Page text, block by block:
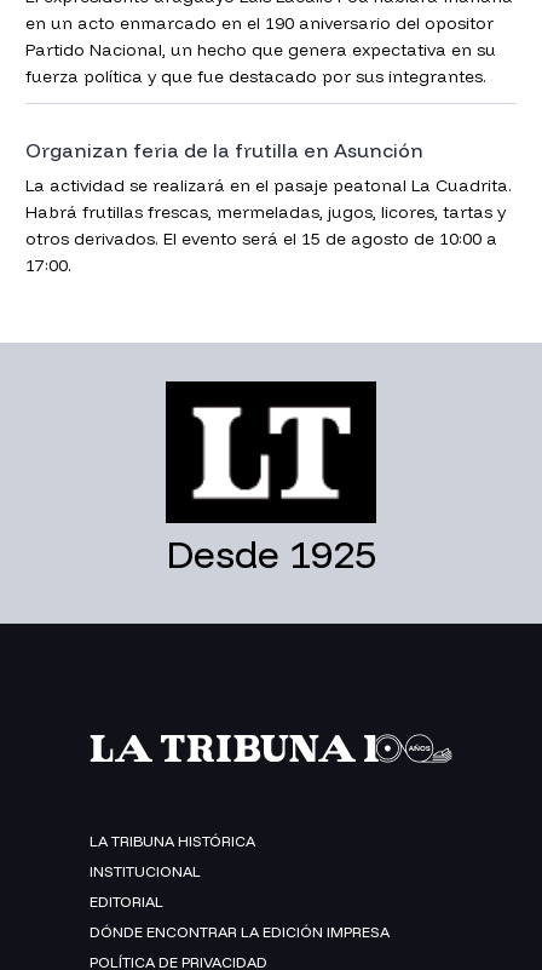
en un acto enmarcado en el 190 aniversario del opositor
Partido Nacional, un hecho que genera expectativa en su
fuerza política y que fue destacado por sus integrantes.
Organizan feria de la frutilla en Asunción
La actividad se realizará en el pasaje peatonal La Cuadrita.
Habrá frutillas frescas, mermeladas, jugos, licores, tartas y
otros derivados. El evento será el 15 de agosto de 10:00 a
17:00.
Desde 1925
LA TRIBUNA HISTÓRICA
INSTITUCIONAL
EDITORIAL
DÓNDE ENCONTRAR LA EDICIÓN IMPRESA
POLÍTICA DE PRIVACIDAD